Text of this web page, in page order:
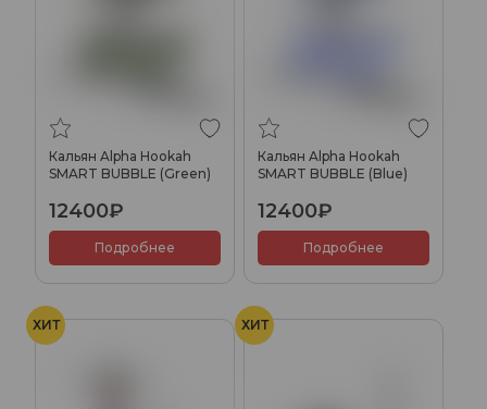
Кальян Alpha Hookah
SMART BUBBLE (Green)
12400₽
Подробнее
Кальян Alpha Hookah
SMART BUBBLE (Blue)
12400₽
Подробнее
ХИТ ХИТ